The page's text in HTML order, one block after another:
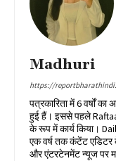
Madhuri
https://
पत्रकारिता में 6 वर्षों
हुई हैं। इससे पहले
के रूप में कार्य किया।
एक वर्ष तक कंटेंट
और एंटरटेनमेंट न्यूज पर